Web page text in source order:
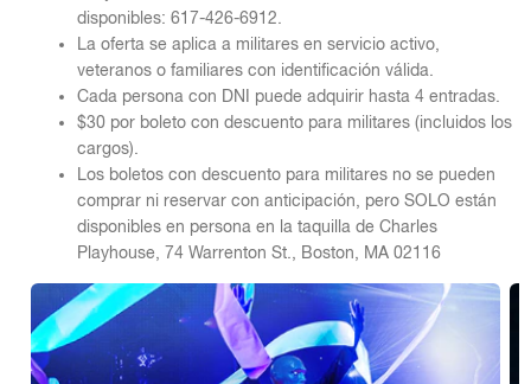
disponibles: 617-426-6912.
La oferta se aplica a militares en servicio activo,
veteranos o familiares con identificación válida.
Cada persona con DNI puede adquirir hasta 4 entradas.
$30 por boleto con descuento para militares (incluidos los
cargos).
Los boletos con descuento para militares no se pueden
comprar ni reservar con anticipación, pero SOLO están
disponibles en persona en la taquilla de Charles
Playhouse, 74 Warrenton St., Boston, MA 02116